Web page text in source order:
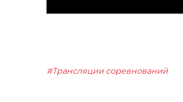
#Трансляции соревнований